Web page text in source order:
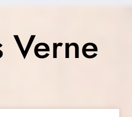
Verne